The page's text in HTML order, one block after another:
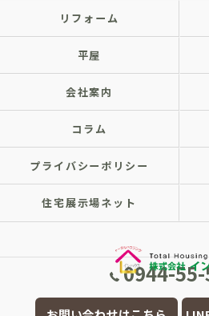
0944-
リフォーム
平屋
会社案内
コラム
プライバシーポリシー
住宅展示場ネット
© 2026 福岡県大牟田市の注文住宅なら株